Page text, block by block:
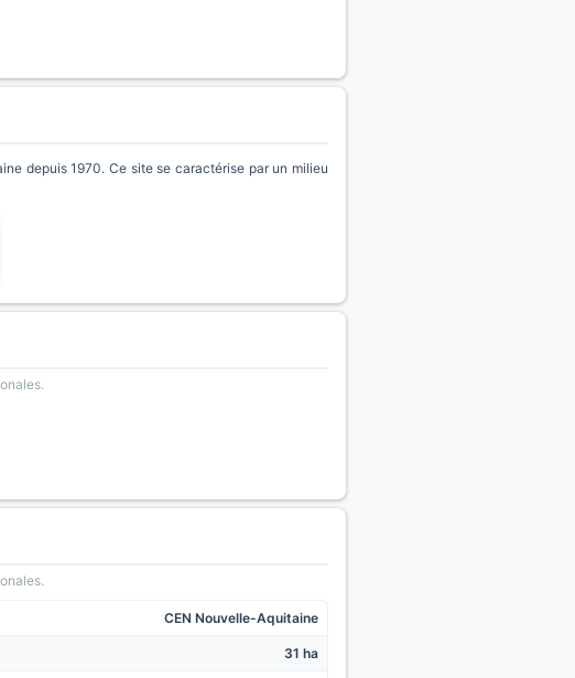
depuis 1970. Ce site se caractérise par un milieu
CEN Nouvelle-Aquitaine
31 ha